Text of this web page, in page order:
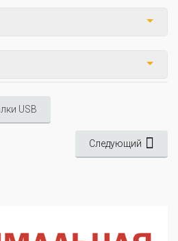
USB
Следующий